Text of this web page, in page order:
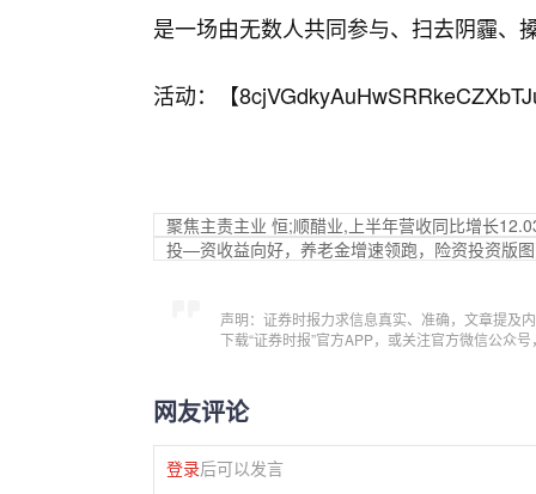
是一场由无数人共同参与、扫去阴霾、
活动：【
聚焦主责主业 恒;顺醋业,上半年营收同比增长
投—资收益向好，养老金增速领跑，险资投资版
声明：证券时报力求信息真实、准确，文章提及
下载“证券时报”官方APP，或关注官方微信公众
网友评论
登录后可以发言